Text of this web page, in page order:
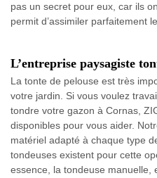
pas un secret pour eux, car ils
permit d’assimiler parfaitement
L’entreprise paysagiste
La tonte de pelouse est très
votre jardin. Si vous voulez
tondre votre gazon à Cornas,
disponibles pour vous aider.
matériel adapté à chaque type
tondeuses existent pour cette
essence, la tondeuse manuelle,